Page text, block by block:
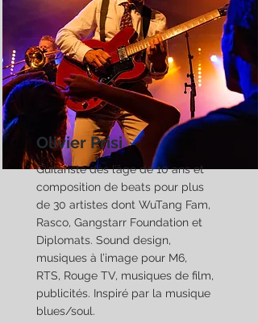
Olivier Prisi
Guitariste dès l’âge de 10 ans et
composition de beats pour plus
de 30 artistes dont WuTang Fam,
Rasco, Gangstarr Foundation et
Diplomats. Sound design,
musiques à l’image pour M6,
RTS, Rouge TV, musiques de film,
publicités. Inspiré par la musique
blues/soul.